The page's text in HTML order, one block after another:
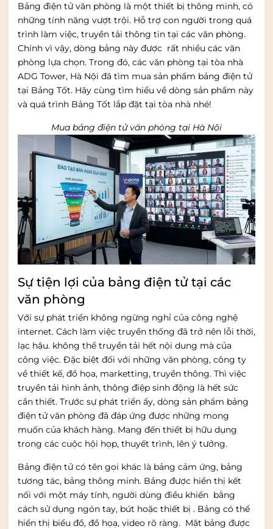
Bảng điện tử văn phòng là một thiết bị thông minh, có
những tính năng vượt trội. Hỗ trợ con người trong quá
trình làm việc, truyền tải thông tin tại các văn phòng.
Chính vì vậy, dòng bảng này được rất nhiều các văn
phòng lựa chọn. Trong đó, các văn phòng tại tòa nhà
ADG Tower, Hà Nội đã tìm mua sản phẩm bảng điện tử
tại Bảng Tốt. Hãy cùng tìm hiểu về dòng sản phẩm này
và quá trình Bảng Tốt lắp đặt tại tòa nhà nhé!
Mua bảng điện tử văn phòng tại Hà Nội
Sự tiện lợi của bảng điện tử tại các
văn phòng
Với sự phát triển không ngừng nghỉ của công nghệ
internet. Cách làm việc truyền thống đã trở nên lỗi thời,
lạc hậu. không thể truyền tải hết nội dung mà của
công việc. Đặc biệt đối với những văn phòng, công ty
về thiết kế, đồ họa, marketting, truyền thông. Thì việc
truyền tải hình ảnh, thông điệp sinh động là hết sức
cần thiết. Trước sự phát triển ấy, dòng sản phẩm bảng
điện tử văn phòng đã đáp ứng được những mong
muốn của khách hàng. Mang đến thiết bị hữu dụng
trong các cuộc hội họp, thuyết trình, lên ý tưởng.
Bảng điện tử có tên gọi khác là bảng cảm ứng, bảng
tương tác, bảng thông minh. Bảng được hiển thị kết
nối với một máy tính, người dùng điều khiển bằng
cách sử dụng ngón tay, bút hoặc thiết bị . Bảng có thể
hiển thị biểu đồ, đồ họạ, video rõ ràng. Mặt bảng được